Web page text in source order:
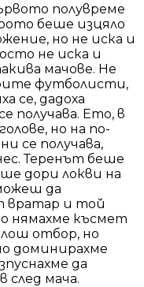
полувреме
беше изцяло
но не иска и
не иска и
мачове. Не
футболисти,
се, дадоха
получава. Ето, в
но на по-
се получава,
Теренът беше
дори локви на
да
вратар и той
нямахме късмет
лош отбор, но
доминирахме
да
след мача.